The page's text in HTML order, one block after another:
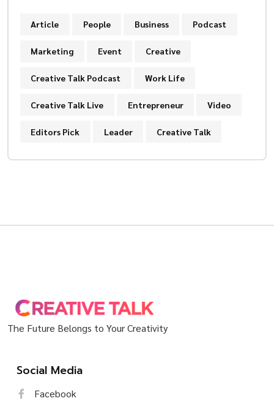
Article People Business Podcast
Marketing Event Creative
Creative Talk Podcast Work Life
Creative Talk Live Entrepreneur Video
Editors Pick Leader Creative Talk
The Future Belongs to Your Creativity
Social Media
Facebook